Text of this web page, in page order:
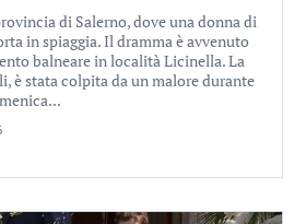
di Salerno, dove una donna di
in spiaggia. Il dramma è avvenuto
balneare in località Licinella. La
è stata colpita da un malore durante